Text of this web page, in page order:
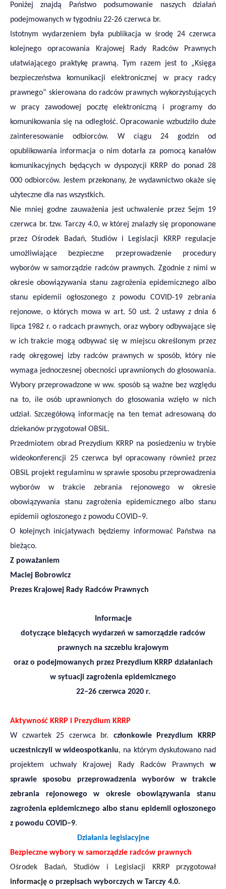
Poniżej znajdą Państwo podsumowanie naszych działań
podejmowanych w tygodniu 22-26 czerwca br.
Istotnym wydarzeniem była publikacja w środę 24 czerwca
kolejnego opracowania Krajowej Rady Radców Prawnych
ułatwiającego praktykę prawną. Tym razem jest to „Księga
bezpieczeństwa komunikacji elektronicznej w pracy radcy
prawnego” skierowana do radców prawnych wykorzystujących
w pracy zawodowej pocztę elektroniczną i programy do
komunikowania się na odległość. Opracowanie wzbudziło duże
zainteresowanie odbiorców. W ciągu 24 godzin od
opublikowania informacja o nim dotarła za pomocą kanałów
komunikacyjnych będących w dyspozycji KRRP do ponad 28
000 odbiorców. Jestem przekonany, że wydawnictwo okaże się
użyteczne dla nas wszystkich.
Nie mniej godne zauważenia jest uchwalenie przez Sejm 19
czerwca br. tzw. Tarczy 4.0, w której znalazły się proponowane
przez Ośrodek Badań, Studiów i Legislacji KRRP regulacje
umożliwiające bezpieczne przeprowadzenie procedury
wyborów w samorządzie radców prawnych. Zgodnie z nimi w
okresie obowiązywania stanu zagrożenia epidemicznego albo
stanu epidemii ogłoszonego z powodu COVID-19 zebrania
rejonowe, o których mowa w art. 50 ust. 2 ustawy z dnia 6
lipca 1982 r. o radcach prawnych, oraz wybory odbywające się
w ich trakcie mogą odbywać się w miejscu określonym przez
radę okręgowej izby radców prawnych w sposób, który nie
wymaga jednoczesnej obecności uprawnionych do głosowania.
Wybory przeprowadzone w ww. sposób są ważne bez względu
na to, ile osób uprawnionych do głosowania wzięło w nich
udział. Szczegółową informację na ten temat adresowaną do
dziekanów przygotował OBSiL.
Przedmiotem obrad Prezydium KRRP na posiedzeniu w trybie
wideokonferencji 25 czerwca był opracowany również przez
OBSiL projekt regulaminu w sprawie sposobu przeprowadzenia
wyborów w trakcie zebrania rejonowego w okresie
obowiązywania stanu zagrożenia epidemicznego albo stanu
epidemii ogłoszonego z powodu COVID–9.
O kolejnych inicjatywach będziemy informować Państwa na
bieżąco.
Z poważaniem
Maciej Bobrowicz
Prezes Krajowej Rady Radców Prawnych
Informacje
dotyczące bieżących wydarzeń w samorządzie radców
prawnych na szczeblu krajowym
oraz o podejmowanych przez Prezydium KRRP działaniach
w sytuacji zagrożenia epidemicznego
22–26czerwca 2020 r.
Aktywność KRRP i Prezydium KRRP
W czwartek 25 czerwca br. członkowie Prezydium
KRRP
uczestniczyli w wideospotkaniu, na którym dyskutowano nad
projektem uchwały Krajowej Rady Radców Prawnych w
sprawie sposobu przeprowadzenia wyborów w trakcie
zebrania rejonowego w okresie obowiązywania stanu
zagrożenia epidemicznego albo stanu epidemii ogłoszonego
z powodu COVID–9.
Działania legislacyjne
Bezpieczne wybory w samorządzie radców prawnych
Ośrodek Badań, Studiów i Legislacji KRRP przygotował
informację o przepisach wyborczych w Tarczy 4.0.